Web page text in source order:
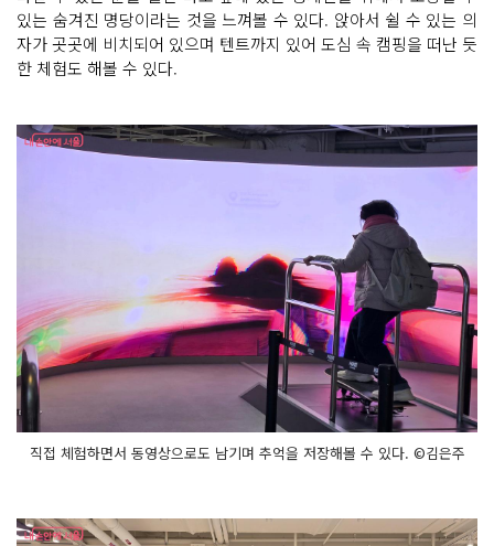
있는 숨겨진 명당이라는 것을 느껴볼 수 있다. 앉아서 쉴 수 있는 의
자가 곳곳에 비치되어 있으며 텐트까지 있어 도심 속 캠핑을 떠난 듯
한 체험도 해볼 수 있다.
직접 체험하면서 동영상으로도 남기며 추억을 저장해볼 수 있다. ©김은주